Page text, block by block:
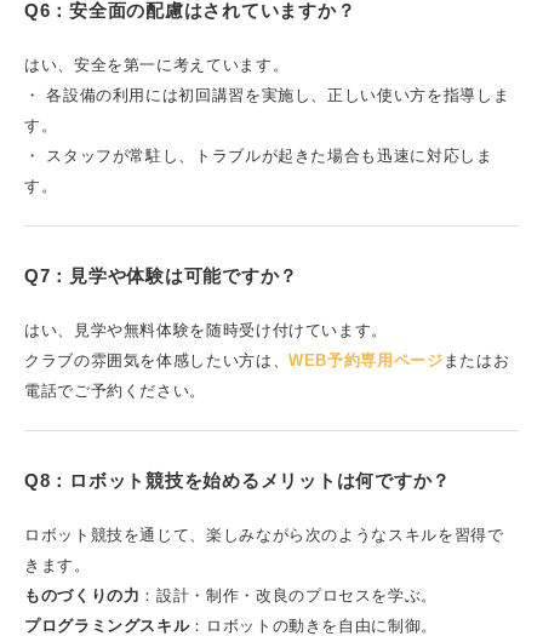
Q6：安全面の配慮はされていますか？
はい、安全を第一に考えています。
・ 各設備の利用には初回講習を実施し、正しい使い方を指導しま
す。
・ スタッフが常駐し、トラブルが起きた場合も迅速に対応しま
す。
Q7：見学や体験は可能ですか？
はい、見学や無料体験を随時受け付けています。
クラブの雰囲気を体感したい方は、WEB予約専用ページ またはお
電話でご予約ください。
Q8：ロボット競技を始めるメリットは何ですか？
ロボット競技を通じて、楽しみながら次のようなスキルを習得で
きます。
ものづくりの力 ：設計・制作・改良のプロセスを学ぶ。
プログラミングスキル：ロボットの動きを自由に制御。